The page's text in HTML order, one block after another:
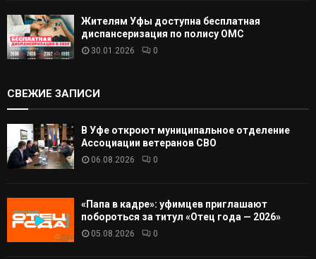
Жителям Уфы доступна бесплатная
диспансеризация по полису ОМС
30.01.2026 0
СВЕЖИЕ ЗАПИСИ
В Уфе откроют муниципальное отделение
Ассоциации ветеранов СВО
06.08.2026 0
«Папа в кадре»: уфимцев приглашают
побороться за титул «Отец года — 2026»
05.08.2026 0